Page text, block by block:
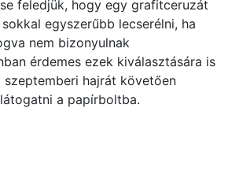
feledjük, hogy egy grafitceruzát
egyszerűbb lecserélni, ha
nem bizonyulnak
érdemes ezek kiválasztására is
szeptemberi hajrát követően
a papírboltba.